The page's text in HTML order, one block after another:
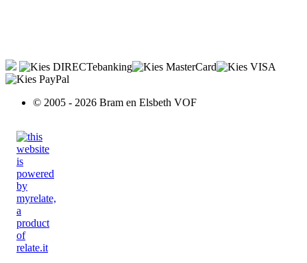
© 2005 - 2026 Bram en Elsbeth VOF